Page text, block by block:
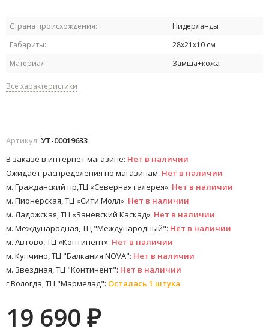
Страна происхождения:
Нидерланды
Габариты:
28х21х10 см
Материал:
Замша+кожа
Все характеристики
Артикул: УТ-00019633
В заказе в интернет магазине: Нет в наличии
Ожидает распределения по магазинам: Нет в наличии
м. Гражданский пр,ТЦ «Северная галерея»: Нет в наличии
м. Пионерская, ТЦ «Сити Молл»: Нет в наличии
м. Ладожская, ТЦ «Заневский Каскад»: Нет в наличии
м. Международная, ТЦ "Международный": Нет в наличии
м. Автово, ТЦ «Континент»: Нет в наличии
м. Купчино, ТЦ "Балкания NOVA": Нет в наличии
м. Звездная, ТЦ "Континент": Нет в наличии
г.Вологда, ТЦ "Мармелад": Осталась 1 штука
19 690 ₽